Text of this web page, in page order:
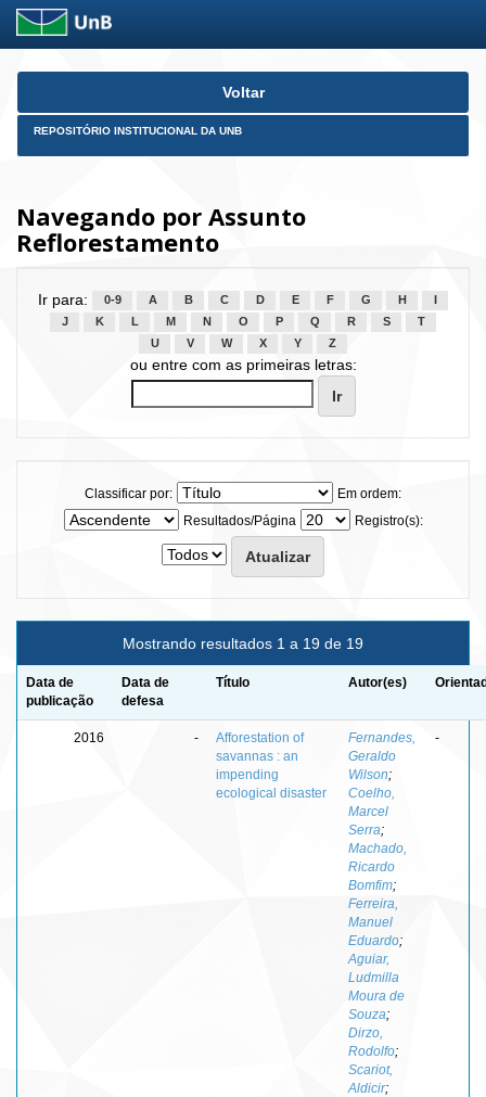
Skip
Voltar
REPOSITÓRIO INSTITUCIONAL DA UNB
Navegando por Assunto
Reflorestamento
Ir para: 0-9 A B C D E F G H
J
K L M N O P Q R S
T
U
V W X Y Z
ou entre com as primeiras letras:
Classificar por:
Em ordem:
Resultados/Página
Registro(s):
Mostrando resultados 1 a 19 de 19
Data de
publicação
Data de
defesa
Título Autor(es)
2016 -
Afforestation of
savannas : an
impending
ecological disaster
Fernandes,
Geraldo
Wilson;
Coelho,
Marcel
Serra;
Machado,
Ricardo
Bomfim;
Ferreira,
Manuel
Eduardo;
Aguiar,
Ludmilla
Moura de
Souza;
Dirzo,
Rodolfo;
Scariot,
Aldicir;
-